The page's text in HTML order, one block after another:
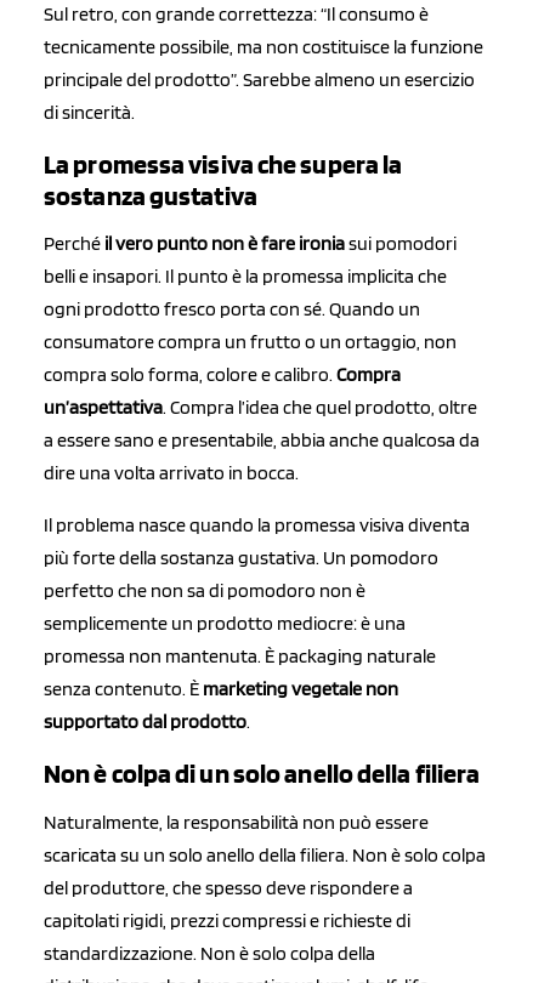
Sul retro, con grande correttezza: “Il consumo è
tecnicamente possibile, ma non costituisce la funzione
principale del prodotto”. Sarebbe almeno un esercizio
di sincerità.
La promessa visiva che supera la
sostanza gustativa
Perché il vero punto non è fare ironiasui pomodori
belli e insapori. Il punto è la promessa implicita che
ogni prodotto fresco porta con sé. Quando un
consumatore compra un frutto o un ortaggio, non
compra solo forma, colore e calibro. Compra
un’aspettativa. Compra l’idea che quel prodotto, oltre
a essere sano e presentabile, abbia anche qualcosa da
dire una volta arrivato in bocca.
Il problema nasce quando la promessa visiva diventa
più forte della sostanza gustativa. Un pomodoro
perfetto che non sa di pomodoro non è
semplicemente un prodotto mediocre: è una
promessa non mantenuta. È packaging naturale
senza contenuto. È marketing vegetale non
supportato dal prodotto.
Non è colpa di un solo anello della filiera
Naturalmente, la responsabilità non può essere
scaricata su un solo anello della filiera. Non è solo colpa
del produttore, che spesso deve rispondere a
capitolati rigidi, prezzi compressi e richieste di
standardizzazione. Non è solo colpa della